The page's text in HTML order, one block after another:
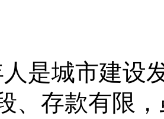
城市建设发
、存款有限